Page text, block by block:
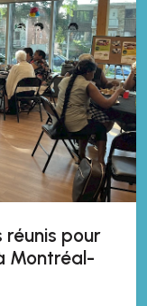
réunis pour
Montréal-